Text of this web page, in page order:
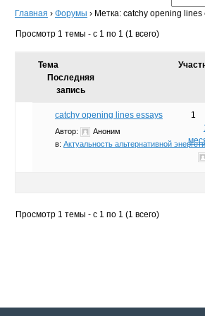
Главная › Форумы › Метка: catchy opening lines
Просмотр 1 темы - с 1 по 1 (1 всего)
Тема
Последняя
запись
catchy opening lines essays
Автор:
Аноним
в: Актуальность альтернативной
1
Просмотр 1 темы - с 1 по 1 (1 всего)